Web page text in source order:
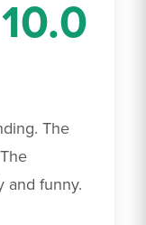
10.0
The
and funny.